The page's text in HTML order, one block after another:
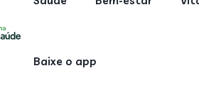
Baixe o app